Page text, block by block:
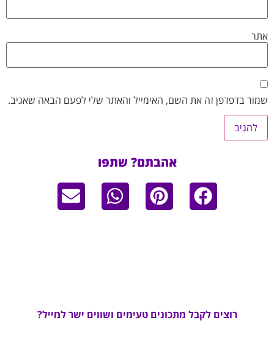
אתר
שמור בדפדפן זה את השם, האימייל והאתר שלי לפעם הבאה שאגיב.
אהבתם? שתפו
רוצים לקבל מתכונים טעימים ושווים ישר למייל?